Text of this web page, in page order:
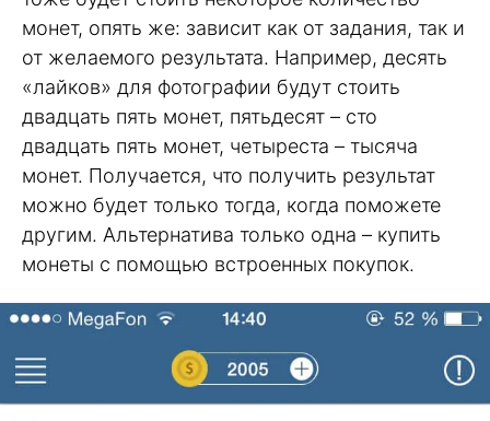
монет, опять же: зависит как от задания, так и
от желаемого результата. Например, десять
«лайков» для фотографии будут стоить
двадцать пять монет, пятьдесят – сто
двадцать пять монет, четыреста – тысяча
монет. Получается, что получить результат
можно будет только тогда, когда поможете
другим. Альтернатива только одна – купить
монеты с помощью встроенных покупок.